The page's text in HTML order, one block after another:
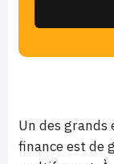
Un des grands
finance est de